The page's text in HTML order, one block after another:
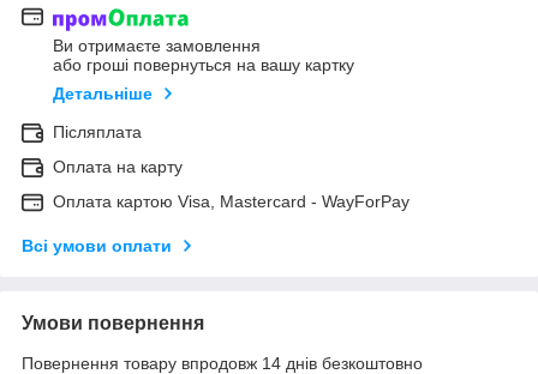
Ви отримаєте замовлення
або гроші повернуться на вашу картку
Детальніше
Післяплата
Оплата на карту
Оплата картою Visa, Mastercard - WayForPay
Всі умови оплати
Умови повернення
Повернення товару впродовж 14 днів безкоштовно